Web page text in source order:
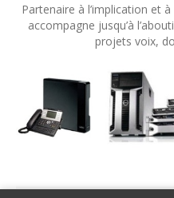
Partenaire à l’implication et
accompagne jusqu’à
projets voix,